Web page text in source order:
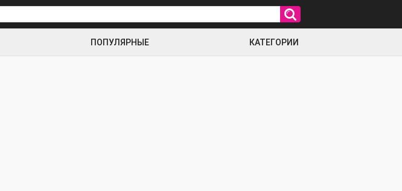
ПОПУЛЯРНЫЕ КАТЕГОРИИ